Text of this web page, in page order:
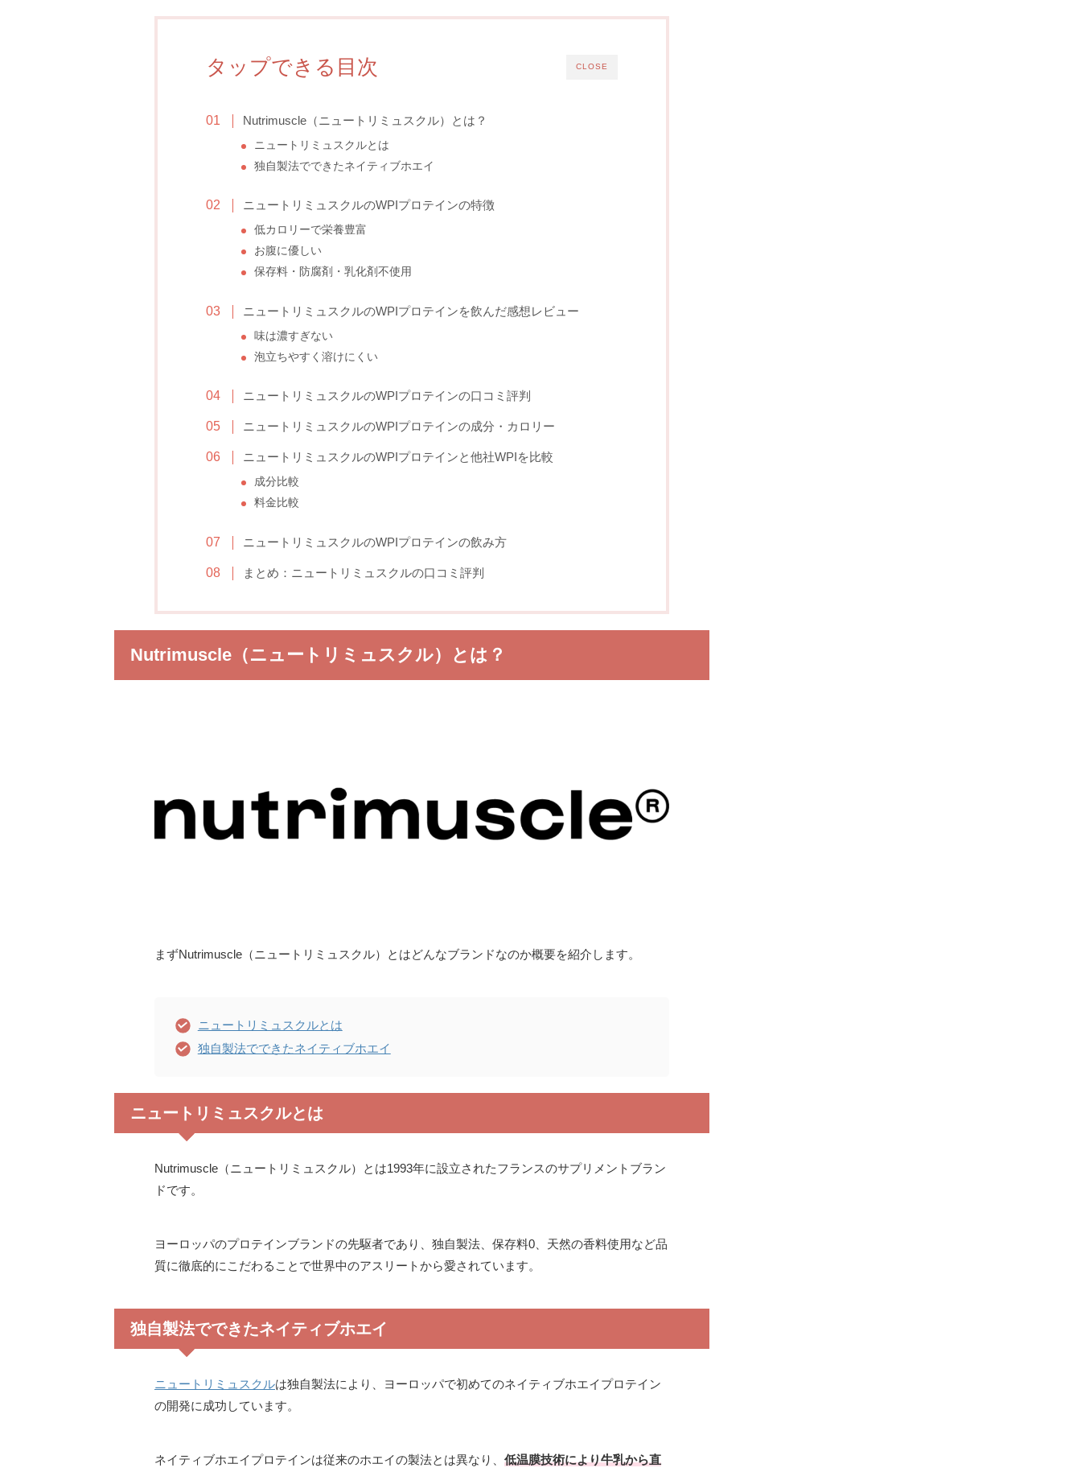
CLOSE
タップできる目次
Nutrimuscle（ニュートリミュスクル）とは？
ニュートリミュスクルとは
独自製法でできたネイティブホエイ
ニュートリミュスクルのWPIプロテインの特徴
低カロリーで栄養豊富
お腹に優しい
保存料・防腐剤・乳化剤不使用
ニュートリミュスクルのWPIプロテインを飲んだ感想レビュー
味は濃すぎない
泡立ちやすく溶けにくい
ニュートリミュスクルのWPIプロテインの口コミ評判
ニュートリミュスクルのWPIプロテインの成分・カロリー
ニュートリミュスクルのWPIプロテインと他社WPIを比較
成分比較
料金比較
ニュートリミュスクルのWPIプロテインの飲み方
まとめ：ニュートリミュスクルの口コミ評判
Nutrimuscle（ニュートリミュスクル）とは？
まずNutrimuscle（ニュートリミュスクル）とはどんなブランドなのか概要を紹介します。
ニュートリミュスクルとは
独自製法でできたネイティブホエイ
ニュートリミュスクルとは
Nutrimuscle（ニュートリミュスクル）とは1993年に設立されたフランスのサプリメントブラン
ドです。
ヨーロッパのプロテインブランドの先駆者であり、独自製法、保存料0、天然の香料使用など品
質に徹底的にこだわることで世界中のアスリートから愛されています。
独自製法でできたネイティブホエイ
ニュートリミュスクルは独自製法により、ヨーロッパで初めてのネイティブホエイプロテイン
の開発に成功しています。
ネイティブホエイプロテインは従来のホエイの製法とは異なり、 低温膜技術により牛乳から直